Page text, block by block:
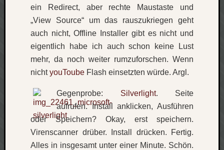
ein Redirect, aber rechte Maustaste und
„View Source“ um das rauszukriegen geht
auch nicht, Offline Installer gibt es nicht und
eigentlich habe ich auch schon keine Lust
mehr, da noch weiter rumzuforschen. Wenn
nichtyouToube Flash einsetzten würde. Argl.
Gegenprobe: Silverlight. Seite
aufrufen. Install anklicken, Ausführen
oder Speichern? Okay, erst speichern.
Virenscanner drüber. Install drücken. Fertig.
Alles in insgesamt unter einer Minute. Schön.